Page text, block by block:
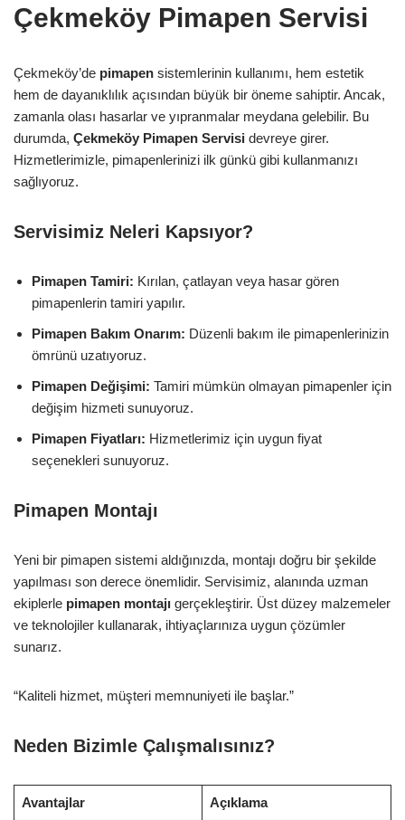
Çekmeköy Pimapen Servisi
Çekmeköy’de pimapen sistemlerinin kullanımı, hem estetik
hem de dayanıklılık açısından büyük bir öneme sahiptir. Ancak,
zamanla olası hasarlar ve yıpranmalar meydana gelebilir. Bu
durumda, Çekmeköy Pimapen Servisi devreye girer.
Hizmetlerimizle, pimapenlerinizi ilk günkü gibi kullanmanızı
sağlıyoruz.
Servisimiz Neleri Kapsıyor?
Pimapen Tamiri: Kırılan, çatlayan veya hasar gören
pimapenlerin tamiri yapılır.
Pimapen Bakım Onarım: Düzenli bakım ile pimapenlerinizin
ömrünü uzatıyoruz.
Pimapen Değişimi: Tamiri mümkün olmayan pimapenler için
değişim hizmeti sunuyoruz.
Pimapen Fiyatları: Hizmetlerimiz için uygun fiyat
seçenekleri sunuyoruz.
Pimapen Montajı
Yeni bir pimapen sistemi aldığınızda, montajı doğru bir şekilde
yapılması son derece önemlidir. Servisimiz, alanında uzman
ekiplerle pimapen montajı gerçekleştirir. Üst düzey malzemeler
ve teknolojiler kullanarak, ihtiyaçlarınıza uygun çözümler
sunarız.
“Kaliteli hizmet, müşteri memnuniyeti ile başlar.”
Neden Bizimle Çalışmalısınız?
Avantajlar Açıklama